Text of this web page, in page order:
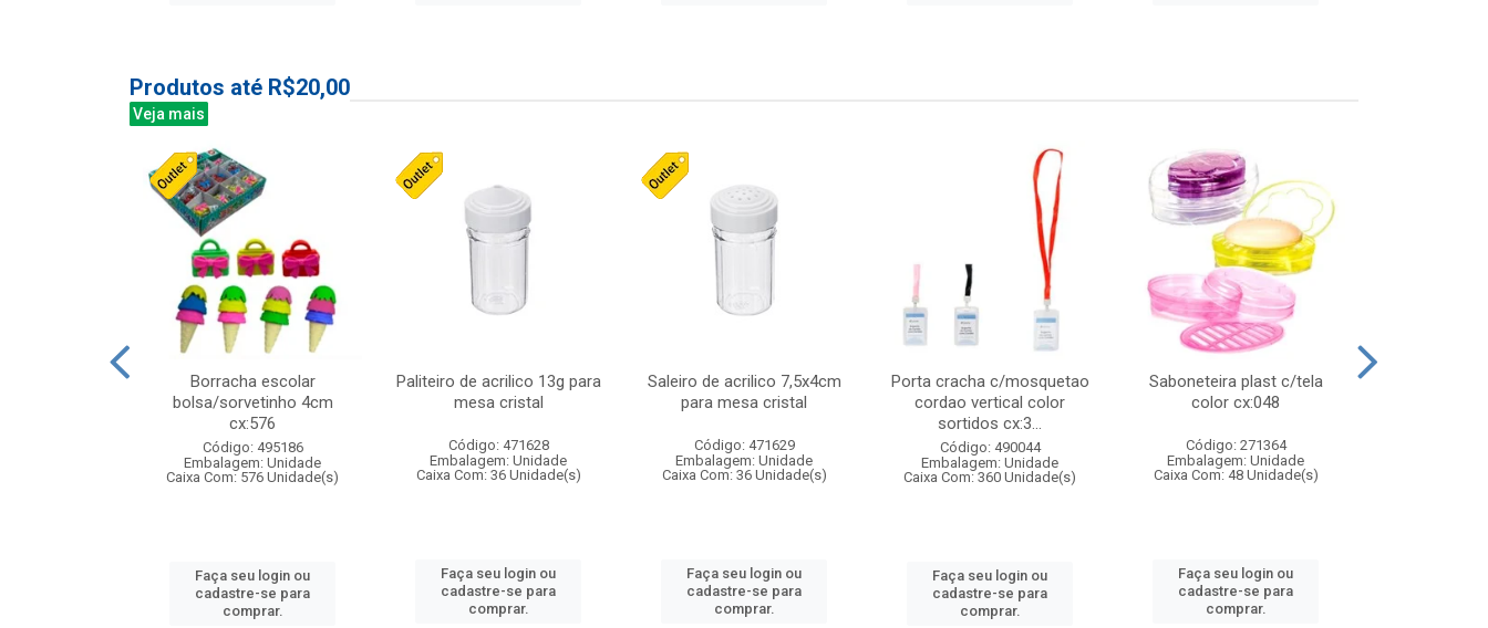
Produtos até R$20,00
Veja mais
Borracha escolar
bolsa/sorvetinho 4cm
cx:576
Código: 495186
Embalagem: Unidade
Caixa Com: 576 Unidade(s)
Faça seu login ou
cadastre-se para
comprar.
Paliteiro de acrilico 13g para
mesa cristal
Código: 471628
Embalagem: Unidade
Caixa Com: 36 Unidade(s)
Faça seu login ou
cadastre-se para
comprar.
Saleiro de acrilico 7,5x4cm
para mesa cristal
Código: 471629
Embalagem: Unidade
Caixa Com: 36 Unidade(s)
Faça seu login ou
cadastre-se para
comprar.
Porta cracha c/mosquetao
cordao vertical color
sortidos cx:3...
Código: 490044
Embalagem: Unidade
Caixa Com: 360 Unidade(s)
Faça seu login ou
cadastre-se para
comprar.
Saboneteira plast c/tela
color cx:048
Código: 271364
Embalagem: Unidade
Caixa Com: 48 Unidade(s)
Faça seu login ou
cadastre-se para
comprar.